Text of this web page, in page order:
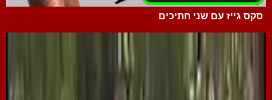
סקס גייז עם שני חתיכים